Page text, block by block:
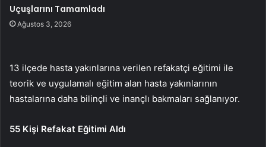
Uçuşlarını Tamamladı
Ağustos 3, 2026
13 ilçede hasta yakınlarına verilen refakatçi eğitimi ile
teorik ve uygulamalı eğitim alan hasta yakınlarının
hastalarına daha bilinçli ve inançlı bakmaları sağlanıyor.
55 Kişi Refakat Eğitimi Aldı